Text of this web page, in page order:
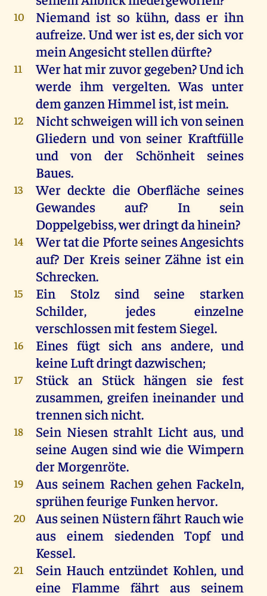
10 Niemand ist so kühn, dasser ihn
aufreize.Undweristes,der sichvor
meinAngesichtstellendürfte?
11 Werhatmirzuvorgegeben?Undich
werde ihm vergelten.Was unter
demganzenHimmelist,istmein.
12 Nichtschweigenwillichvonseinen
Gliedern und von seiner Kraftfülle
und
von der Schönheit seines
Baues.
13 Wer deckte die Oberfläche seines
Gewandesauf? In
sein
Doppelgebiss,werdringtdahinein?
14 Wertatdie Pforte seinesAngesichts
auf? Der Kreis seiner Zähne ist ein
Schrecken.
15 Ein Stolz sind seine
starken
Schilder, jedes
einzelne
verschlossenmitfestem Siegel.
16 Einesfügt sich ans andere,und
keine Luftdringt dazwischen;
17 Stück an Stück hängen sie fest
zusammen, greifen ineinander und
trennensichnicht.
18 Sein Niesenstrahlt Licht aus,und
seine Augen sind wie die Wimpern
derMorgenröte.
19 Aus seinem Rachen gehen Fackeln,
sprühenfeurige Funkenhervor.
20 Ausseinen Nüsternfährt Rauchwie
aus
einem siedendenTopf
und
Kessel.
21 Sein Hauch entzündet Kohlen,und
eine
Flamme fährt aus
seinem